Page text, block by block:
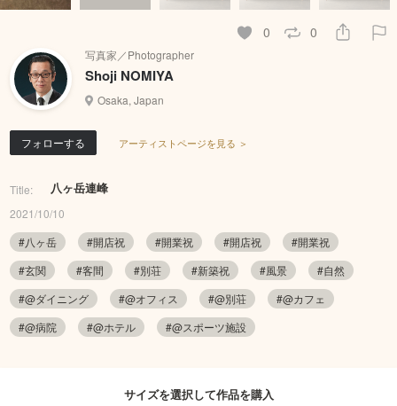
0 0
写真家／Photographer
Shoji NOMIYA
Osaka, Japan
フォローする アーティストページを見る ＞
Title: 八ヶ岳連峰
2021/10/10
#八ヶ岳
#開店祝 #開業祝 #開店祝
#開業祝
#玄関
#客間 #別荘 #新築祝 #風景
#自然
#@ダイニング
#@オフィス #@別荘
#@カフェ
#@病院
#@ホテル #@スポーツ施設
サイズを選択して作品を購入